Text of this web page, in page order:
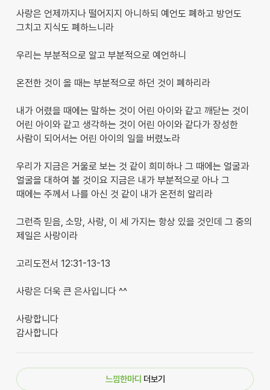
사랑은 언제까지나 떨어지지 아니하되 예언도 폐하고 방언도
그치고 지식도 폐하느니라
우리는 부분적으로 알고 부분적으로 예언하니
온전한 것이 올 때는 부분적으로 하던 것이 폐하리라
내가 어렸을 때에는 말하는 것이 어린 아이와 같고 깨닫는 것이
어린 아이와 같고 생각하는 것이 어린 아이와 같다가 장성한
사람이 되어서는 어린 아이의 일을 버렸노라
우리가 지금은 거울로 보는 것 같이 희미하나 그 때에는 얼굴과
얼굴을 대하여 볼 것이요 지금은 내가 부분적으로 아나 그
때에는 주께서 나를 아신 것 같이 내가 온전히 알리라
그런즉 믿음, 소망, 사랑, 이 세 가지는 항상 있을 것인데 그 중의
제일은 사랑이라
고리도전서 12:31-13-13
사랑은 더욱 큰 은사입니다 ^^
사랑합니다
감사합니다
느낌한마디 더보기